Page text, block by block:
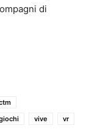
di
vive vr